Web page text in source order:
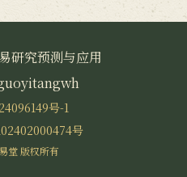
研究预测与应用
号-1
号
堂 版权所有